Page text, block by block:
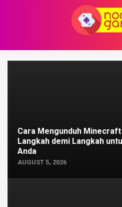
Cara Mengunduh Minecraft
Langkah demi Langkah
Anda
AUGUST 5, 2026